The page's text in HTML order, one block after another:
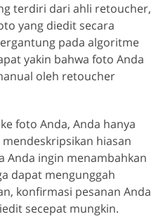
terdiri dari ahli retoucher,
yang diedit secara
pada algoritme
yakin bahwa foto Anda
oleh retoucher
foto Anda, Anda hanya
hiasan
Anda ingin menambahkan
dapat mengunggah
konfirmasi pesanan Anda
secepat mungkin.